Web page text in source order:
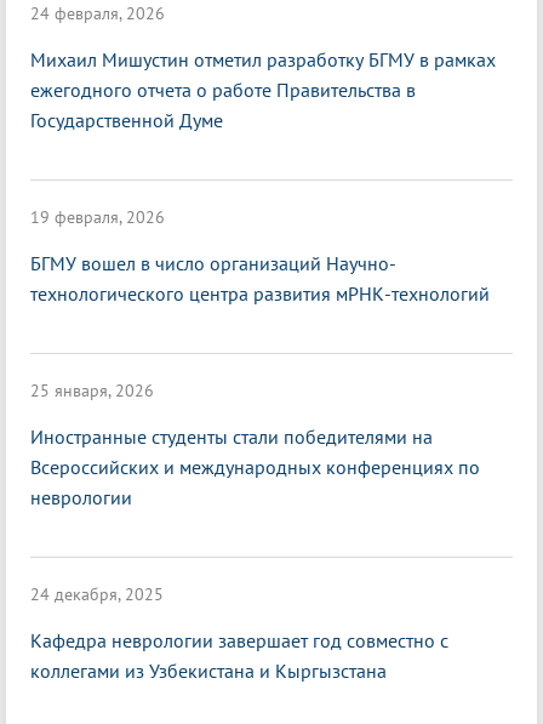
24 февраля, 2026
Михаил Мишустин отметил разработку БГМУ в рамках
ежегодного отчета о работе Правительства в
Государственной Думе
19 февраля, 2026
БГМУ вошел в число организаций Научно-
технологического центра развития мРНК-технологий
25 января, 2026
Иностранные студенты стали победителями на
Всероссийских и международных конференциях по
неврологии
24 декабря, 2025
Кафедра неврологии завершает год совместно с
коллегами из Узбекистана и Кыргызстана